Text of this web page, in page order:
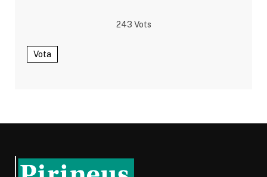
243 Vots
Vota